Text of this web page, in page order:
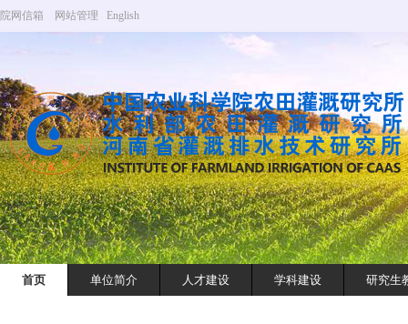
院网信箱 网站管理 English
首页 单位简介 人才建设 学科建设 研究生